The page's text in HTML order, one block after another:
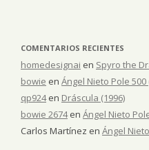
COMENTARIOS RECIENTES
homedesignai en Spyro the
bowie en Ángel Nieto Pole 500
qp924en Dráscula (1996)
bowie 2674en Ángel Nieto
Carlos Martínez en Ángel